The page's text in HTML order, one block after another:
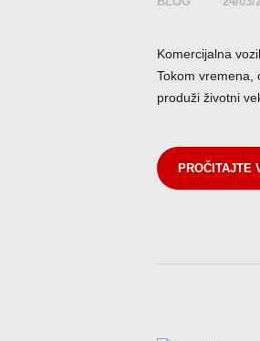
Komercijalna
Tokom vremena,
produži životni
PROČITAJTE